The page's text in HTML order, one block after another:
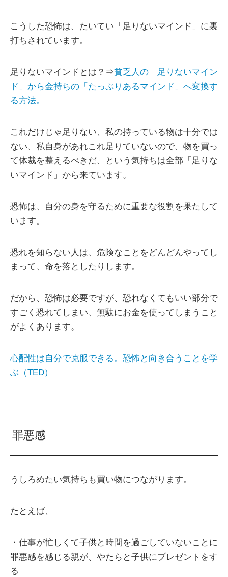
こうした恐怖は、たいてい「足りないマインド」に裏
打ちされています。
足りないマインドとは？⇒貧乏人の「足りないマイン
ド」から金持ちの「たっぷりあるマインド」へ変換す
る方法。
これだけじゃ足りない、私の持っている物は十分では
ない、私自身があれこれ足りていないので、物を買っ
て体裁を整えるべきだ、という気持ちは全部「足りな
いマインド」から来ています。
恐怖は、自分の身を守るために重要な役割を果たして
います。
恐れを知らない人は、危険なことをどんどんやってし
まって、命を落としたりします。
だから、恐怖は必要ですが、恐れなくてもいい部分で
すごく恐れてしまい、無駄にお金を使ってしまうこと
がよくあります。
心配性は自分で克服できる。恐怖と向き合うことを学
ぶ（TED）
罪悪感
うしろめたい気持ちも買い物につながります。
たとえば、
・仕事が忙しくて子供と時間を過ごしていないことに
罪悪感を感じる親が、やたらと子供にプレゼントをす
る